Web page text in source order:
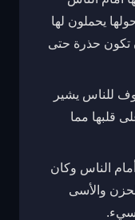
يحملون لها
تكون حذرة حتى
للناس يشير
قلبها مما
الناس وكان
والأسى
سيء.